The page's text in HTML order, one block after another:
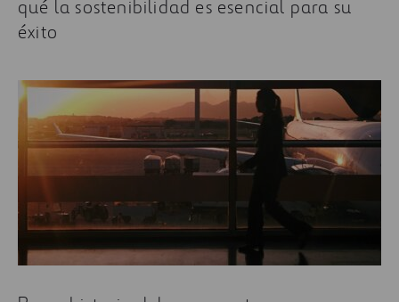
qué la sostenibilidad es esencial para su
éxito